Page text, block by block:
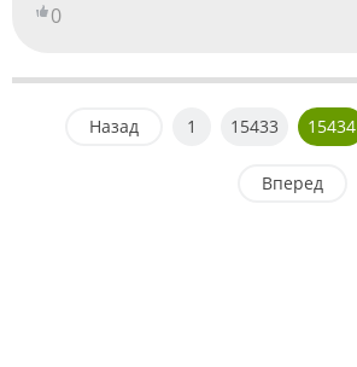
0
Назад 1 15433 15434
Вперед